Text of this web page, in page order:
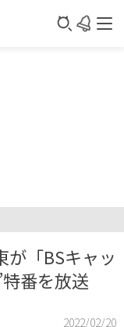
が「BSキャッ
番を放送
2022/02/20